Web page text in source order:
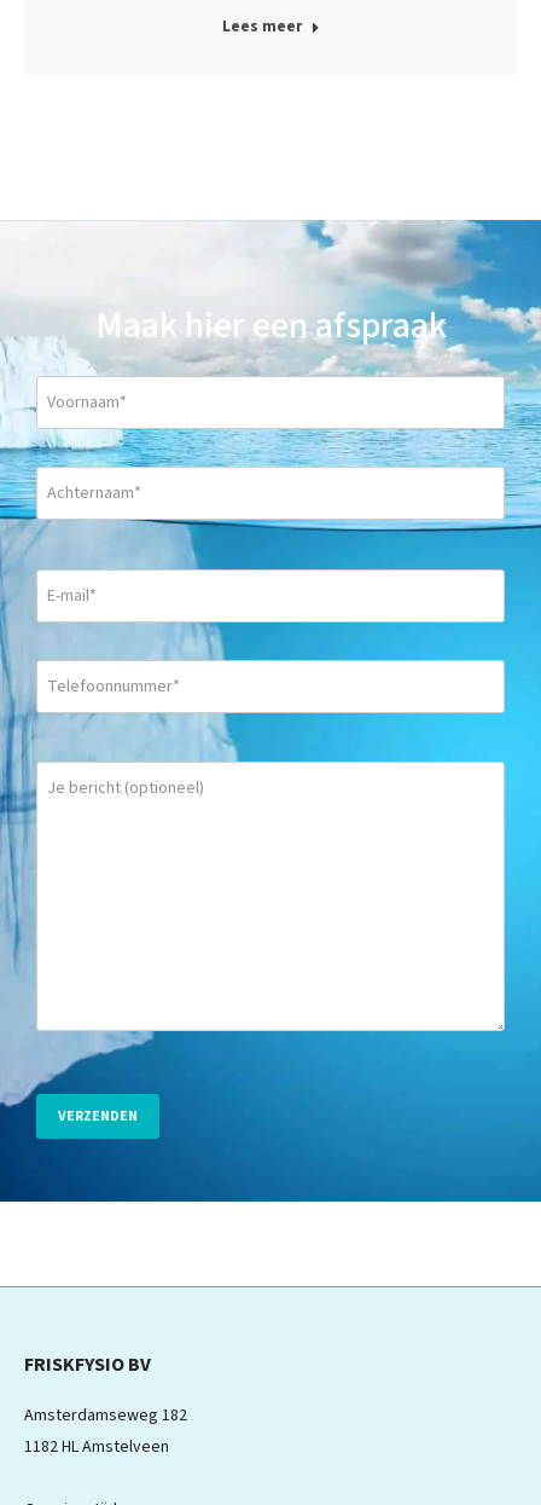
Lees meer
Maak hier een afspraak
FRISKFYSIO BV
Amsterdamseweg 182
1182 HL Amstelveen